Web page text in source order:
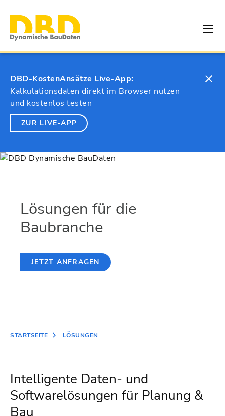
DBD-KostenAnsätze Live-App:
Kalkulationsdaten direkt im Browser nutzen
und kostenlos testen
ZUR LIVE-APP
Lösungen für die
Baubranche
JETZT ANFRAGEN
STARTSEITE LÖSUNGEN
Intelligente Daten- und
Softwarelösungen für Planung &
Bau